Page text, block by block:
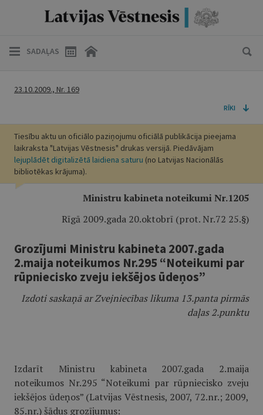
SADAĻAS
23.10.2009., Nr. 169
RĪKI
Tiesību aktu un oficiālo paziņojumu oficiālā publikācija pieejama
laikraksta "Latvijas Vēstnesis" drukas versijā. Piedāvājam
lejuplādēt digitalizētā laidiena saturu (no Latvijas Nacionālās
bibliotēkas krājuma).
Ministru kabineta noteikumi Nr.1205
Rīgā 2009.gada 20.oktobrī (prot. Nr.72 25.§)
Grozījumi Ministru kabineta 2007.gada
2.maija noteikumos Nr.295 “Noteikumi par
rūpniecisko zveju iekšējos ūdeņos”
Izdoti saskaņā ar Zvejniecības likuma 13.panta pirmās
daļas 2.punktu
Izdarīt Ministru kabineta 2007.gada 2.maija
noteikumos Nr.295 “Noteikumi par rūpniecisko zveju
iekšējos ūdeņos” (Latvijas Vēstnesis, 2007, 72.nr.; 2009,
85.nr.) šādus grozījumus: